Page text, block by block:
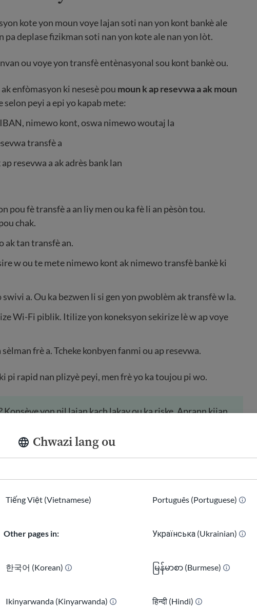
Chwazi lang ou
Tiếng Việt (Vietnamese)
Other pages in:
한국어 (Korean)
Ikinyarwanda (Kinyarwanda)
Português (Portuguese)
Українська (Ukrainian)
မြန်မာစာ (Burmese)
हिन्दी (Hindi)
kote yon moun voye lajan soti nan yon kont bankè ale
pa deplase fizikman soti nan yon kote ale nan yon lòt.
ou voye yon transfè entènasyonal sou kont bankè ou.
enfòmasyon ki nesesè pou moun k ap resevwa a ak moun
selon peyi a epi yo kapab mete:
nimewo kont, oswa nimewo woutaj la
transfè a
resevwa a ak adrès bank lan
pou fè transfè a an liy men ou ka fè li an pèsòn tou.
chak.
ak tan transfè an.
w ou te mete nimewo kont ak nimewo transfè bankè ki
a. Ou ka bezwen li si gen yon pwoblèm ak transfè w la.
Wi-Fi piblik. Itilize yon koneksyon sekirize lè w ap voye
frè a. Tcheke konbyen fanmi ou ap resevwa.
pi rapid nan plizyè peyi, men frè yo ka toujou pi wo.
Konsève yon pil lajan kach lakay ou ka riske. Aprann kijan
entènasyonal
founisè diferan. Menm jan ak transfè bankè yo, lajan an pa
yon kont labank pou fè yon transfè lajan.
lajan pou voye lajan nan peyi ou. Sèvis sa yo ka itilize
labank ou, kat debi, oswa kat kredi ou. Gen kèk sèvis an